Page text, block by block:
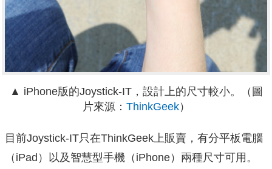
▲ iPhone版的Joystick-IT，設計上的尺寸較小。（圖
片來源： ThinkGeek）
目前Joystick-IT只在ThinkGeek上販賣，有分平板電腦
（iPad）以及智慧型手機（iPhone）兩種尺寸可用。